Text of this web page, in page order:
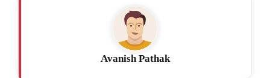
Avanish Pathak